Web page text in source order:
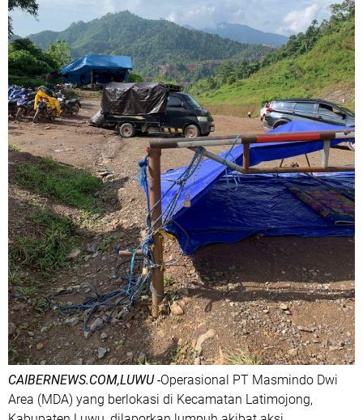
CAIBERNEWS.COM,LUWU -Operasional PT Masmindo Dwi
Area (MDA) yang berlokasi di Kecamatan Latimojong,